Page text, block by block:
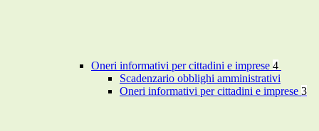
Oneri informativi per cittadini e imprese 4
Scadenzario obblighi amministrativi
Oneri informativi per cittadini e imprese 3